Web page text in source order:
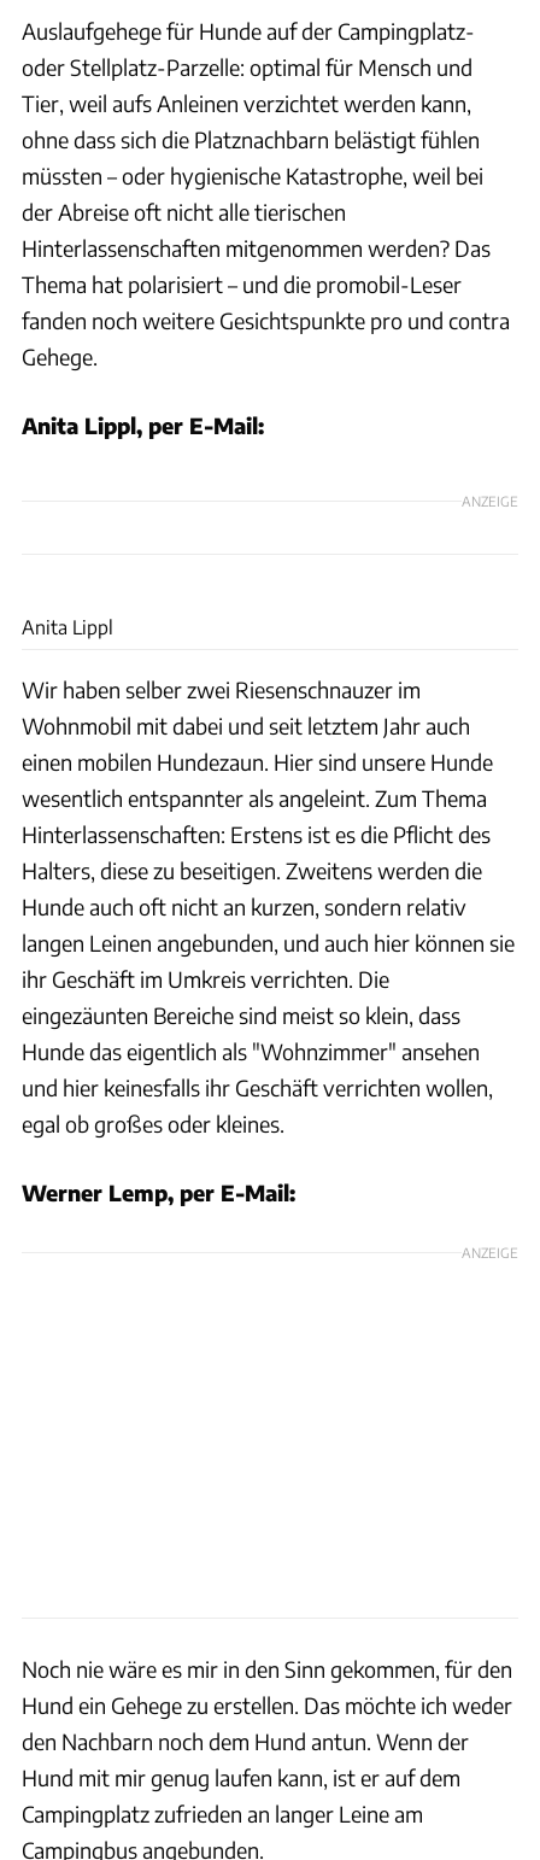
Auslaufgehege für Hunde auf der Campingplatz-
oder Stellplatz-Parzelle: optimal für Mensch und
Tier, weil aufs Anleinen verzichtet werden kann,
ohne dass sich die Platznachbarn belästigt fühlen
müssten – oder hygienische Katastrophe, weil bei
der Abreise oft nicht alle tierischen
Hinterlassenschaften mitgenommen werden? Das
Thema hat polarisiert – und die promobil-Leser
fanden noch weitere Gesichtspunkte pro und contra
Gehege.
Anita Lippl, per E-Mail:
ANZEIGE
Anita Lippl
Wir haben selber zwei Riesenschnauzer im
Wohnmobil mit dabei und seit letztem Jahr auch
einen mobilen Hundezaun. Hier sind unsere Hunde
wesentlich entspannter als angeleint. Zum Thema
Hinterlassenschaften: Erstens ist es die Pflicht des
Halters, diese zu beseitigen. Zweitens werden die
Hunde auch oft nicht an kurzen, sondern relativ
langen Leinen angebunden, und auch hier können sie
ihr Geschäft im Umkreis verrichten. Die
eingezäunten Bereiche sind meist so klein, dass
Hunde das eigentlich als "Wohnzimmer" ansehen
und hier keinesfalls ihr Geschäft verrichten wollen,
egal ob großes oder kleines.
Werner Lemp, per E-Mail:
ANZEIGE
Noch nie wäre es mir in den Sinn gekommen, für den
Hund ein Gehege zu erstellen. Das möchte ich weder
den Nachbarn noch dem Hund antun. Wenn der
Hund mit mir genug laufen kann, ist er auf dem
Campingplatz zufrieden an langer Leine am
Campingbus angebunden.